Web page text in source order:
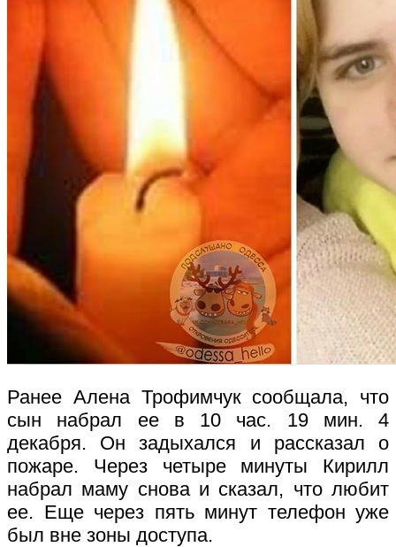
Ранее Алена Трофимчук сообщала, что
сын набрал ее в 10 час. 19 мин. 4
декабря. Он задыхался и рассказал о
пожаре. Через четыре минуты Кирилл
набрал маму снова и сказал, что любит
ее. Еще через пять минут телефон уже
был вне зоны доступа.